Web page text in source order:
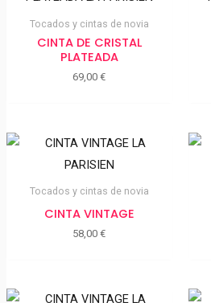
Tocados y cintas de novia
CINTA DE CRISTAL
PLATEADA
69,00€
Tocados y cintas de novia
CINTA VINTAGE
58,00€